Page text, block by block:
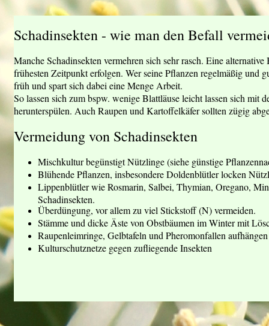
Schadinsekten - wie man den Befall
Manche Schadinsekten vermehren sich sehr rasch. Eine
frühesten Zeitpunkt erfolgen. Wer seine Pflanzen regelmäßig und
früh und spart sich dabei eine Menge Arbeit.
So lassen sich zum bspw. wenige Blattläuse leicht lassen sich mit
herunterspülen. Auch Raupen und Kartoffelkäfer sollten zügig
Vermeidung von Schadinsekten
Mischkultur begünstigt Nützlinge (siehe günstige
Blühende Pflanzen, insbesondere Doldenblütler locken
Lippenblütler wie Rosmarin, Salbei, Thymian, Oregano,
Schadinsekten.
Überdüngung, vor allem zu viel Stickstoff (N) vermeiden.
Stämme und dicke Äste von Obstbäumen im Winter mit
Raupenleimringe, Gelbtafeln und Pheromonfallen aufhängen
Kulturschutznetze gegen zufliegende Insekten